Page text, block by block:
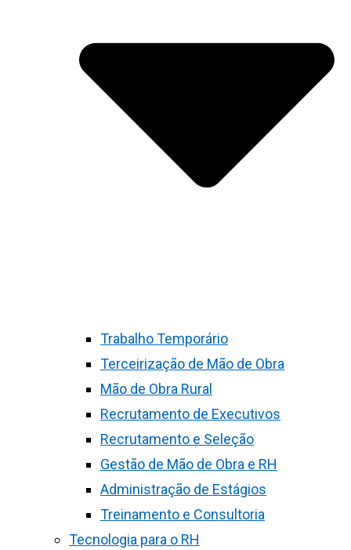
Trabalho Temporário
Terceirização de Mão de Obra
Mão de Obra Rural
Recrutamento de Executivos
Recrutamento e Seleção
Gestão de Mão de Obra e RH
Administração de Estágios
Treinamento e Consultoria
Tecnologia para o RH